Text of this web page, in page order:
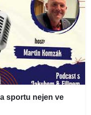
sportu nejen ve